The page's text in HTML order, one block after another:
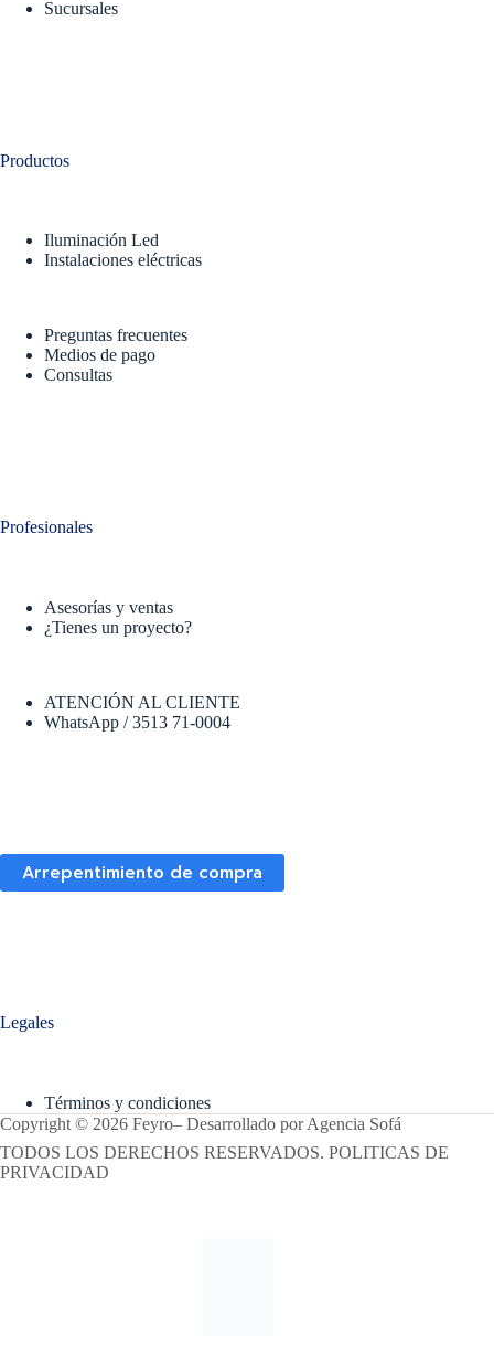
Sucursales
Productos
Iluminación Led
Instalaciones eléctricas
Preguntas frecuentes
Medios de pago
Consultas
Profesionales
Asesorías y ventas
¿Tienes un proyecto?
ATENCIÓN AL CLIENTE
WhatsApp / 3513 71-0004
Arrepentimiento de compra
Legales
Términos y condiciones
Copyright © 2026 Feyro– Desarrollado porAgencia Sofá
TODOS LOS DERECHOS RESERVADOS. POLITICAS DE
PRIVACIDAD